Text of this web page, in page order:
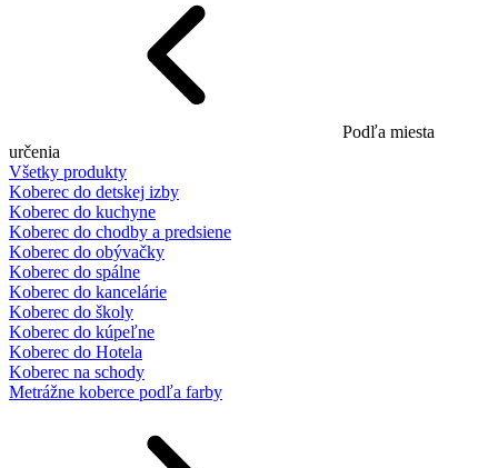
Podľa miesta
určenia
Všetky produkty
Koberec do detskej izby
Koberec do kuchyne
Koberec do chodby a predsiene
Koberec do obývačky
Koberec do spálne
Koberec do kancelárie
Koberec do školy
Koberec do kúpeľne
Koberec do Hotela
Koberec na schody
Metrážne koberce podľa farby